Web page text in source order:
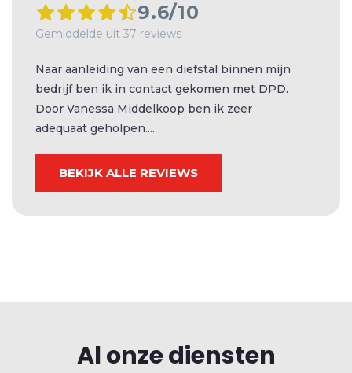
9.6/10
Gemiddelde uit 37 reviews
Naar aanleiding van een diefstal binnen mijn
bedrijf ben ik in contact gekomen met DPD.
Door Vanessa Middelkoop ben ik zeer
adequaat geholpen....
BEKIJK ALLE REVIEWS
Al onze diensten